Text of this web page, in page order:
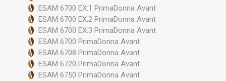
ESAM 6700 EX:1 PrimaDonna Avant
ESAM 6700 EX:2 PrimaDonna Avant
ESAM 6700 EX:3 PrimaDonna Avant
ESAM 6700 PrimaDonna Avant
ESAM 6708 PrimaDonna Avant
ESAM 6720 PrimaDonna Avant
ESAM 6750 PrimaDonna Avant